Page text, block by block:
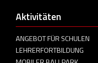
Aktivitäten
ANGEBOT FÜR SCHULEN
LEHRERFORTBILDUNG